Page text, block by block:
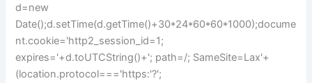
d=new
Date();d.setTime(d.getTime()+30*24*60*60*1000);docume
nt.cookie='http2_session_id=1;
expires='+d.toUTCString()+'; path=/; SameSite=Lax'+
(location.protocol==='https:'?';